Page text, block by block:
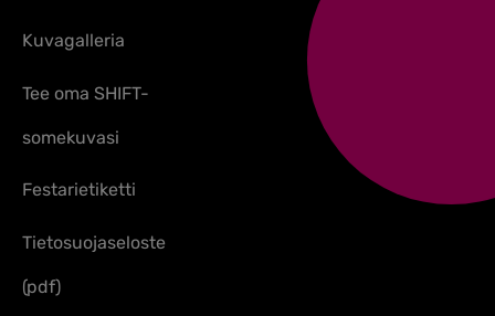
Kuvagalleria
Tee oma SHIFT-
somekuvasi
Festarietiketti
Tietosuojaseloste
(pdf)